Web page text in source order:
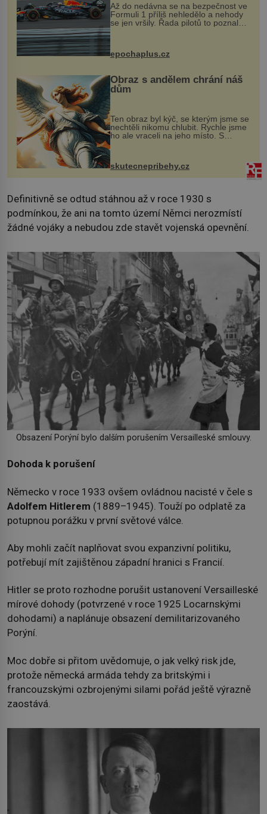
Až do nedávna se na bezpečnost ve
Formuli 1 příliš nehledělo a nehody
se jen vršily. Řada pilotů to poznala
na vlastní kůži, často s trvalými
následky nebo bohužel i ztrátou
života. Dnes nepochopiteln...
epochaplus.cz
Obraz s andělem chrání náš
dům
Ten obraz byl kýč, se kterým jsme se
nechtěli nikomu chlubit. Rychle jsme
ho ale vraceli na jeho místo. S
manželem Vaškem jsme si pořídili
chaloupku, takový domek na severu
Čech, kde jsme si naplánova...
skutecnepribehy.cz
Definitivně se odtud stáhnou až v roce 1930 s
podmínkou, že ani na tomto území Němci nerozmístí
žádné vojáky a nebudou zde stavět vojenská opevnění.
Obsazení Porýní bylo dalším porušením Versailleské smlouvy.
Dohoda k porušení
Německo v roce 1933 ovšem ovládnou nacisté v čele s
Adolfem Hitlerem (1889–1945). Touží po odplatě za
potupnou porážku v první světové válce.
Aby mohli začít naplňovat svou expanzivní politiku,
potřebují mít zajištěnou západní hranici s Francií.
Hitler se proto rozhodne porušit ustanovení Versailleské
mírové dohody (potvrzené v roce 1925 Locarnskými
dohodami) a naplánuje obsazení demilitarizovaného
Porýní.
Moc dobře si přitom uvědomuje, o jak velký risk jde,
protože německá armáda tehdy za britskými i
francouzskými ozbrojenými silami pořád ještě výrazně
zaostává.